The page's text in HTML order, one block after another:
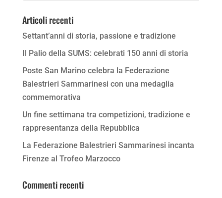
Articoli recenti
Settant’anni di storia, passione e tradizione
Il Palio della SUMS: celebrati 150 anni di storia
Poste San Marino celebra la Federazione
Balestrieri Sammarinesi con una medaglia
commemorativa
Un fine settimana tra competizioni, tradizione e
rappresentanza della Repubblica
La Federazione Balestrieri Sammarinesi incanta
Firenze al Trofeo Marzocco
Commenti recenti